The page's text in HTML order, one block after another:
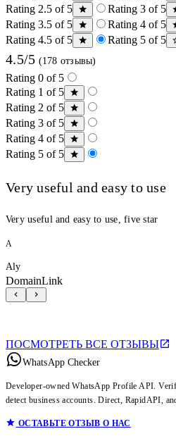
Rating 2.5 of 5
Rating 3 of 5
Rating 3.5 of 5
Rating 4 of 5
Rating 4.5 of 5
Rating 5 of 5
4.5/5 (178 отзывы)
Rating 0 of 5
Rating 1 of 5
Rating 2 of 5
Rating 3 of 5
Rating 4 of 5
Rating 5 of 5
Very useful and easy to use
Very useful and easy to use, five star
A
Aly
DomainLink
ПОСМОТРЕТЬ ВСЕ ОТЗЫВЫ
WhatsApp Checker
Developer-owned WhatsApp Profile API.
detect business accounts. Direct, RapidAPI,
ОСТАВЬТЕ ОТЗЫВ О НАС